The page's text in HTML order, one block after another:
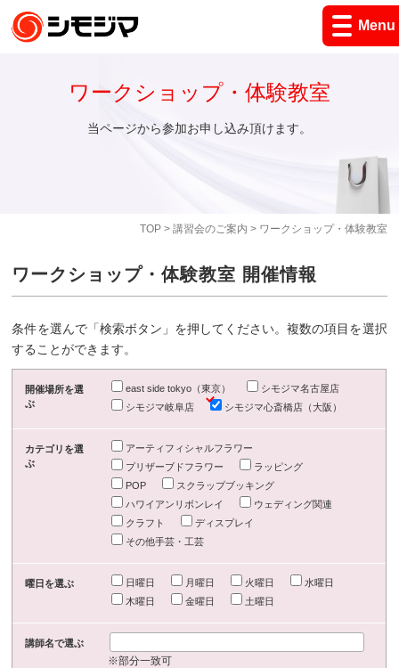
Menu
TOP> 講習会のご案内 > ワークショップ・体験教室
ワークショップ・体験教室
当ページから参加お申し込み頂けます。
ワークショップ・体験教室 開催情報
条件を選んで「検索ボタン」を押してください。複数の項目を選択
することができます。
開催場所を選
ぶ
east side tokyo（東京）
シモジマ名古屋店
シモジマ岐阜店
シモジマ心斎橋店（大阪）
カテゴリを選
ぶ
アーティフィシャルフラワー
プリザーブドフラワー
ラッピング
POP
スクラップブッキング
ハワイアンリボンレイ
ウェディング関連
クラフト
ディスプレイ
その他手芸・工芸
曜日を選ぶ 日曜日 月曜日 火曜日
水曜日
木曜日
金曜日 土曜日
講師名で選ぶ
※部分一致可